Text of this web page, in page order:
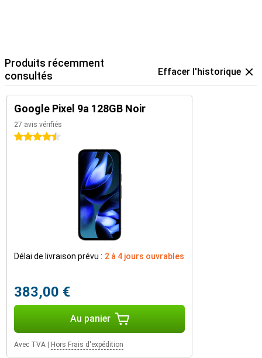
Produits récemment
consultés
Effacer l'historique
Google Pixel 9a 128GB Noir
27 avis vérifiés
4.5 étoiles
Délai de livraison prévu : 2 à 4 jours ouvrables
383,00 €
Au panier
Avec TVA Hors Frais d'expédition